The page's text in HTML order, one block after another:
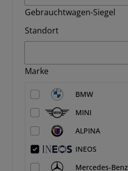
Gebrauchtwagen-Siegel
Standort
Marke
BMW
MINI
ALPINA
INEOS
Mercedes-Benz